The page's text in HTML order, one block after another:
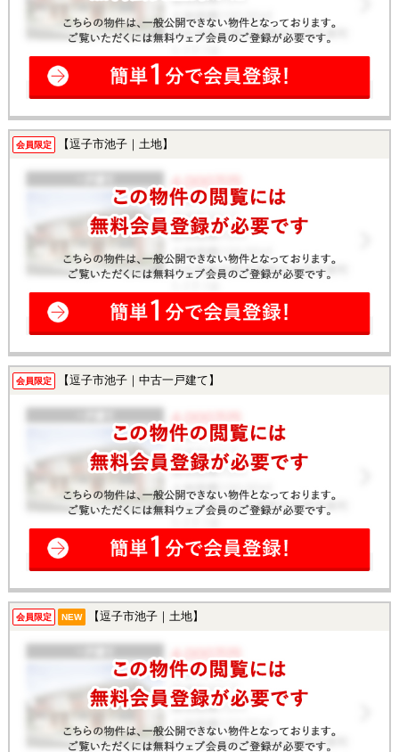
会員限定 【逗子市池子｜土地】
会員限定 【逗子市池子｜中古一戸建て】
会員限定 NEW 【逗子市池子｜土地】